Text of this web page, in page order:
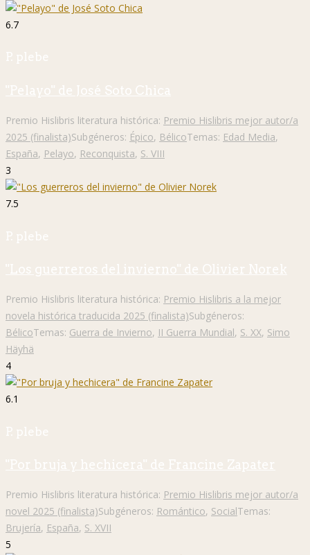
6.7
P. plebe
"Pelayo" de José Soto Chica
Premio Hislibris literatura histórica: Premio Hislibris mejor autor/a
2025 (finalista)Subgéneros: Épico, BélicoTemas: Edad Media,
España, Pelayo, Reconquista, S. VIII
3
7.5
P. plebe
"Los guerreros del invierno" de Olivier Norek
Premio Hislibris literatura histórica: Premio Hislibris a la mejor
novela histórica traducida 2025 (finalista)Subgéneros:
BélicoTemas: Guerra de Invierno, II Guerra Mundial, S. XX, Simo
Häyhä
4
6.1
P. plebe
"Por bruja y hechicera" de Francine Zapater
Premio Hislibris literatura histórica: Premio Hislibris mejor autor/a
novel 2025 (finalista)Subgéneros: Romántico, SocialTemas:
Brujería, España, S. XVII
5